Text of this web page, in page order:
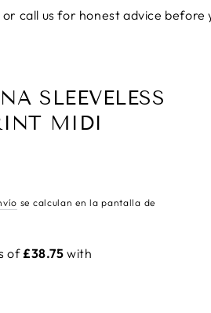
for honest advice before you buy.
SLEEVELESS
MIDI
se calculan en la pantalla de